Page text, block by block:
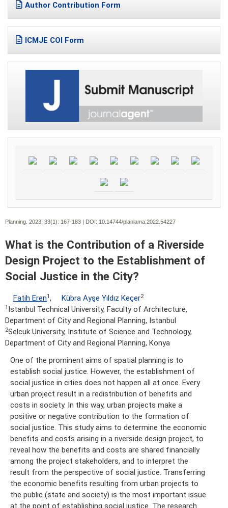
Author Contribution Form
ICMJE COI Form
Planning. 2023; 33(1): 167-183 | DOI: 10.14744/planlama.2022.54227
What is the Contribution of a Riverside
Design Project to the Establishment of
Social Justice in the City?
Fatih Eren1, Kübra Ayşe Yıldız Keçer2
1 Istanbul Technical University, Faculty of Architecture,
Department of City and Regional Planning, Istanbul
2Selcuk University, Institute of Science and Technology,
Department of City and Regional Planning, Konya
One of the prominent aims of spatial planning is to
establish social justice. However, the establishment of
social justice in cities does not happen all at once. Every
urban project result in a redistribution of benefits and
costs in society. In this way, urban projects make a
positive or negative contribution to the formation of
social justice. This study aims to determine the economic
benefits and costs arising in a riverside design project, to
reveal how the benefits and costs are shared financially
among the project stakeholders, and to interpret the
result from the perspective of social justice. Transferring
the economic benefits resulting from urban projects to
the public (state and society) is the most important issue
at the point of establishing social justice. The research